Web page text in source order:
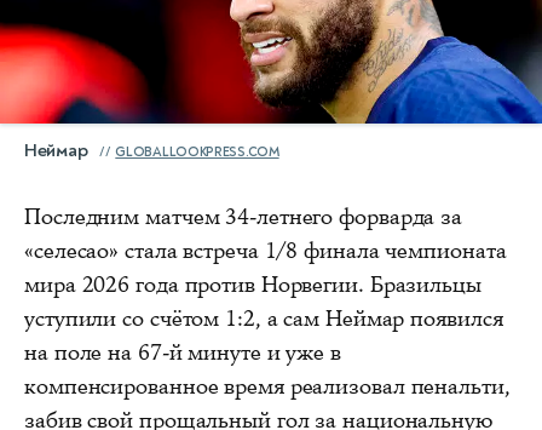
Неймар GLOBALLOOKPRESS.COM
Последним матчем 34-летнего форварда за
«селесао» стала встреча 1/8 финала чемпионата
мира 2026 года против Норвегии. Бразильцы
уступили со счётом 1:2, а сам Неймар появился
на поле на 67-й минуте и уже в
компенсированное время реализовал пенальти,
забив свой прощальный гол за национальную